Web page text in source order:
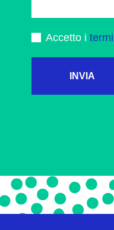
Accetto i
INVIA